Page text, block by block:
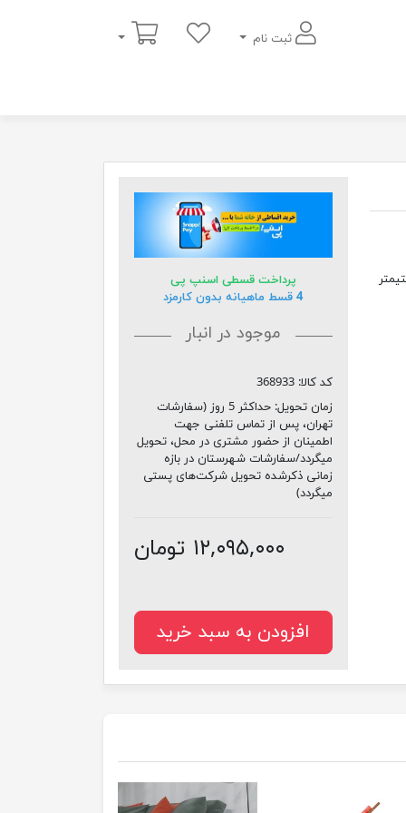
ثبت نام
سبد خرید
عرض 60 سانتیمتر و طول 140سانتیمتر
پرداخت قسطی اسنپ پی
4 قسط ماهیانه بدون کارمزد
موجود در انبار
کد کالا: 368933
زمان تحویل:
حداکثر 5 روز (سفارشات
تهران، پس از تماس تلفنی جهت
اطمینان از حضور مشتری در محل، تحویل
میگردد/سفارشات شهرستان در بازه
زمانی ذکرشده تحویل شرکت‌های پستی
میگردد)
۱۲,۰۹۵,۰۰۰ تومان
افزودن به سبد خرید